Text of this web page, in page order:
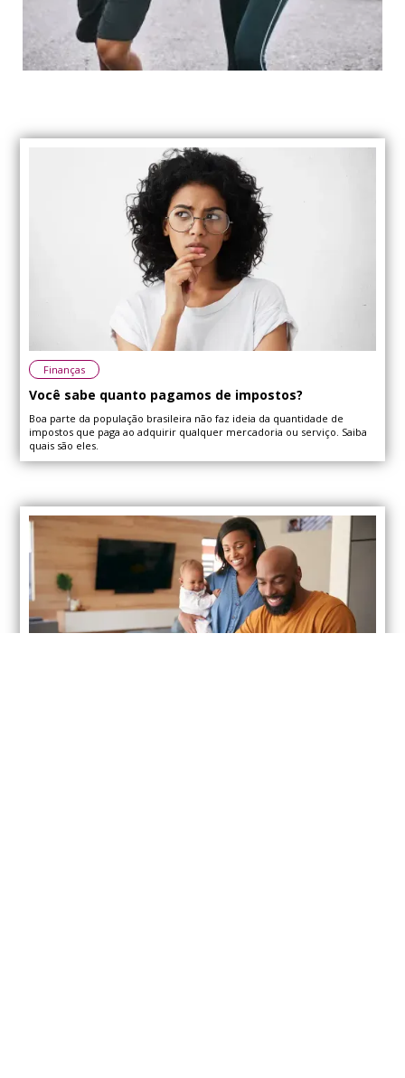
Finanças
Você sabe quanto pagamos de impostos?
Boa parte da população brasileira não faz ideia da quantidade de
impostos que paga ao adquirir qualquer mercadoria ou serviço. Saiba
quais são eles.